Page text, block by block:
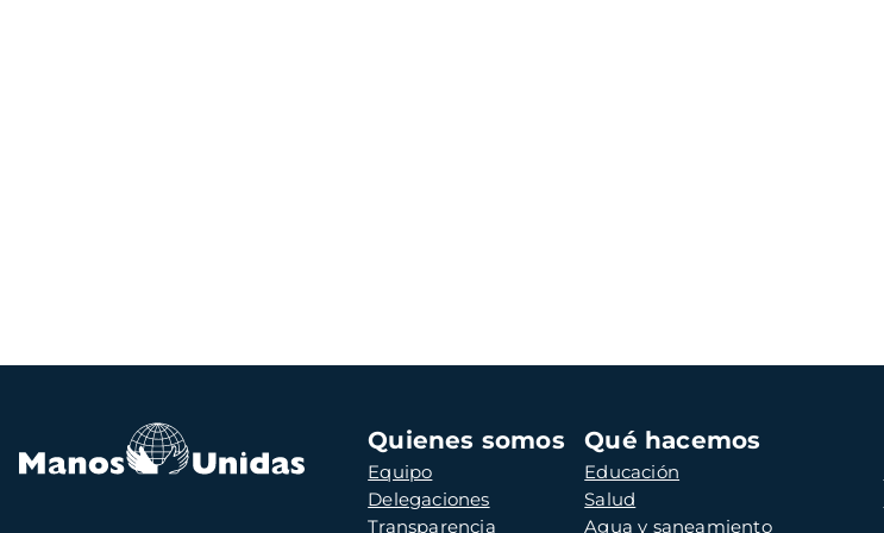
Navegación
principal
Quienes somos
Equipo
Delegaciones
Transparencia
Qué hacemos
Educación
Salud
Agua y saneamiento